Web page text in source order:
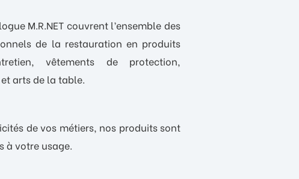
M.R.NET couvrent l’ensemble des
de la restauration en produits
vêtements de protection,
arts de la table.
de vos métiers, nos produits sont
à votre usage.